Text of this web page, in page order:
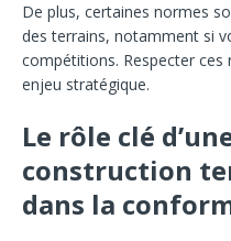
De plus, certaines normes
des terrains, notamment si
compétitions. Respecter ces
enjeu stratégique.
Le rôle clé
construction
dans la